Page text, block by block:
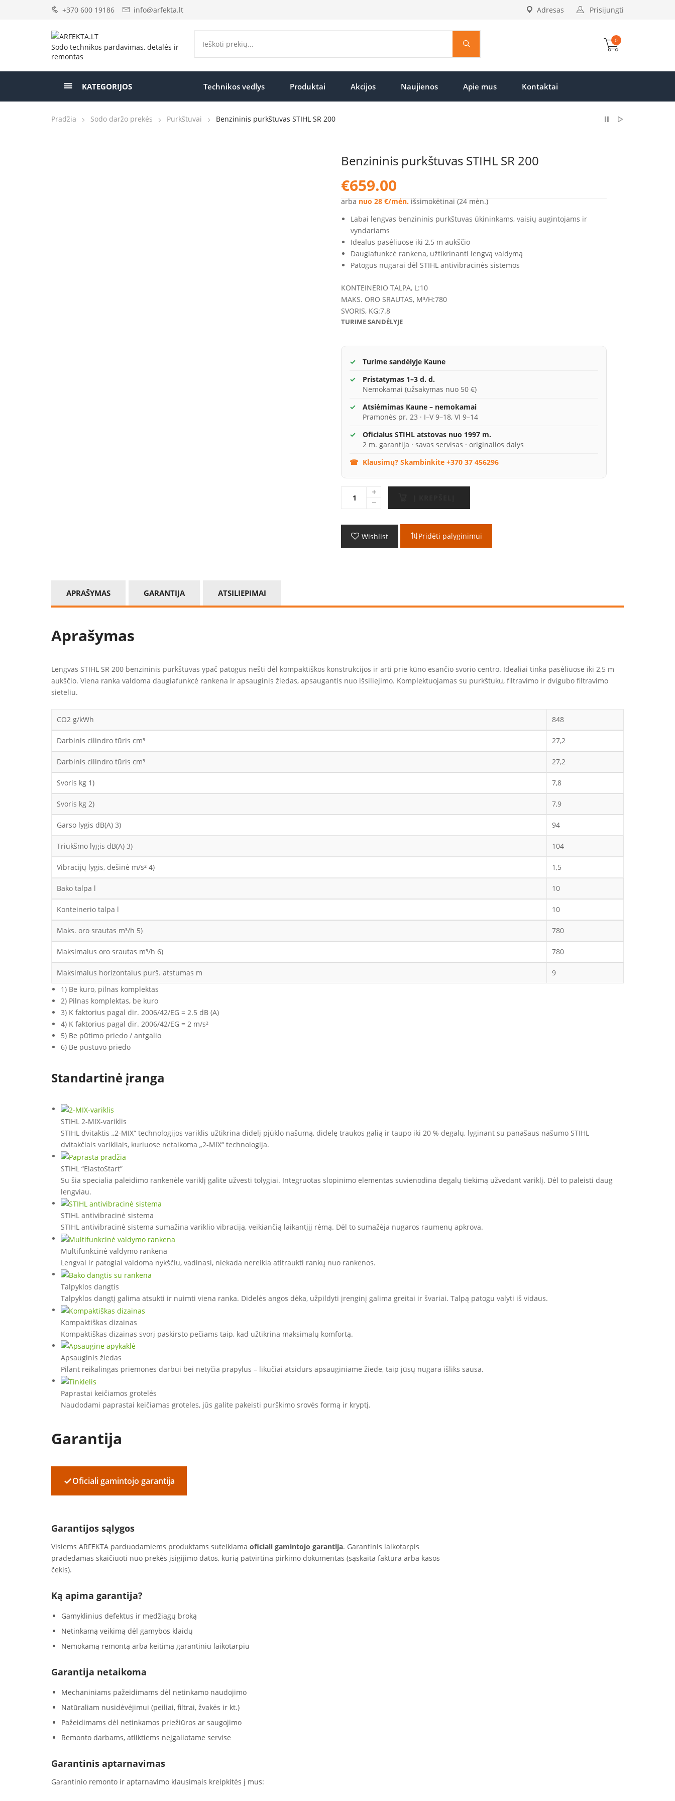
+370 600 19186 info@arfekta.lt Prisijungti
Adresas
Sodo technikos pardavimas, detalės ir
remontas
0
KATEGORIJOS Technikos vedlys Produktai Akcijos Naujienos Apie mus Kontaktai
Pradžia Sodo daržo prekės Purkštuvai Benzininis purkštuvas STIHL SR 200
Benzininis purkštuvas STIHL SR 200
€659.00
arba nuo 28 €/mėn. išsimokėtinai (24 mėn.)
Labai lengvas benzininis purkštuvas ūkininkams, vaisių augintojams ir
vyndariams
Idealus pasėliuose iki 2,5 m aukščio
Daugiafunkcė rankena, užtikrinanti lengvą valdymą
Patogus nugarai dėl STIHL antivibracinės sistemos
KONTEINERIO TALPA, L:10
MAKS. ORO SRAUTAS, M³/H:780
SVORIS, KG:7.8
TURIME SANDĖLYJE
Turime sandėlyje Kaune
Pristatymas 1–3 d. d.
Nemokamai (užsakymas nuo 50 €)
Atsiėmimas Kaune – nemokamai
Pramonės pr. 23 · I–V 9–18, VI 9–14
Oficialus STIHL atstovas nuo 1997 m.
2 m. garantija · savas servisas · originalios dalys
Klausimų? Skambinkite +370 37 456296
Wishlist Pridėti palyginimui
APRAŠYMAS GARANTIJA ATSILIEPIMAI
Aprašymas
Lengvas STIHL SR 200 benzininis purkštuvas ypač patogus nešti dėl kompaktiškos konstrukcijos ir arti prie kūno esančio svorio centro. Idealiai tinka pasėliuose iki 2,5 m
aukščio. Viena ranka valdoma daugiafunkcė rankena ir apsauginis žiedas, apsaugantis nuo išsiliejimo. Komplektuojamas su purkštuku, filtravimo ir dvigubo filtravimo
sieteliu.
CO2 g/kWh 848
Darbinis cilindro tūris cm³ 27,2
Darbinis cilindro tūris cm³ 27,2
Svoris kg 1) 7,8
Svoris kg 2) 7,9
Garso lygis dB(A) 3) 94
Triukšmo lygis dB(A) 3) 104
Vibracijų lygis, dešinė m/s² 4) 1,5
Bako talpa l 10
Konteinerio talpa l 10
Maks. oro srautas m³/h 5) 780
Maksimalus oro srautas m³/h 6) 780
Maksimalus horizontalus purš. atstumas m
9
1) Be kuro, pilnas komplektas
2) Pilnas komplektas, be kuro
3) K faktorius pagal dir. 2006/42/EG = 2.5 dB (A)
4) K faktorius pagal dir. 2006/42/EG = 2 m/s²
5) Be pūtimo priedo / antgalio
6) Be pūstuvo priedo
Standartinė įranga
STIHL 2-MIX-variklis
STIHL dvitaktis „2-MIX“ technologijos variklis užtikrina didelį pjūklo našumą, didelę traukos galią ir taupo iki 20 % degalų, lyginant su panašaus našumo STIHL
dvitakčiais varikliais, kuriuose netaikoma „2-MIX“ technologija.
STIHL “ElastoStart”
Su šia specialia paleidimo rankenėle variklį galite užvesti tolygiai. Integruotas slopinimo elementas suvienodina degalų tiekimą užvedant variklį. Dėl to paleisti daug
lengviau.
STIHL antivibracinė sistema
STIHL antivibracinė sistema sumažina variklio vibraciją, veikiančią laikantįjį rėmą. Dėl to sumažėja nugaros raumenų apkrova.
Multifunkcinė valdymo rankena
Lengvai ir patogiai valdoma nykščiu, vadinasi, niekada nereikia atitraukti rankų nuo rankenos.
Talpyklos dangtis
Talpyklos dangtį galima atsukti ir nuimti viena ranka. Didelės angos dėka, užpildyti įrenginį galima greitai ir švariai. Talpą patogu valyti iš vidaus.
Kompaktiškas dizainas
Kompaktiškas dizainas svorį paskirsto pečiams taip, kad užtikrina maksimalų komfortą.
Apsauginis žiedas
Pilant reikalingas priemones darbui bei netyčia prapylus – likučiai atsidurs apsauginiame žiede, taip jūsų nugara išliks sausa.
Paprastai keičiamos grotelės
Naudodami paprastai keičiamas groteles, jūs galite pakeisti purškimo srovės formą ir kryptį.
Garantija
✓Oficiali gamintojo garantija
Garantijos sąlygos
Visiems ARFEKTA parduodamiems produktams suteikiama oficiali gamintojo garantija. Garantinis laikotarpis
pradedamas skaičiuoti nuo prekės įsigijimo datos, kurią patvirtina pirkimo dokumentas (sąskaita faktūra arba kasos
čekis).
Ką apima garantija?
Gamyklinius defektus ir medžiagų broką
Netinkamą veikimą dėl gamybos klaidų
Nemokamą remontą arba keitimą garantiniu laikotarpiu
Garantija netaikoma
Mechaniniams pažeidimams dėl netinkamo naudojimo
Natūraliam nusidėvėjimui (peiliai, filtrai, žvakės ir kt.)
Pažeidimams dėl netinkamos priežiūros ar saugojimo
Remonto darbams, atliktiems neįgaliotame servise
Garantinis aptarnavimas
Garantinio remonto ir aptarnavimo klausimais kreipkitės į mus: